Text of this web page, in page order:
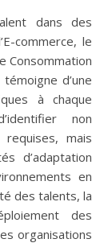
dans des
commerce, le
Consommation
d’une
à chaque
non
requises, mais
d’adaptation
en
des talents, la
des
organisations